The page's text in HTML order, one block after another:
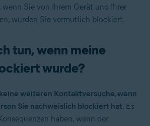
wenn Sie von Ihrem Gerät und Ihrer
wurden Sie vermutlich blockiert.
tun, wenn meine
wurde?
weiteren Kontaktversuche, wenn
Sie nachweislich blockiert hat. Es
haben, wenn der